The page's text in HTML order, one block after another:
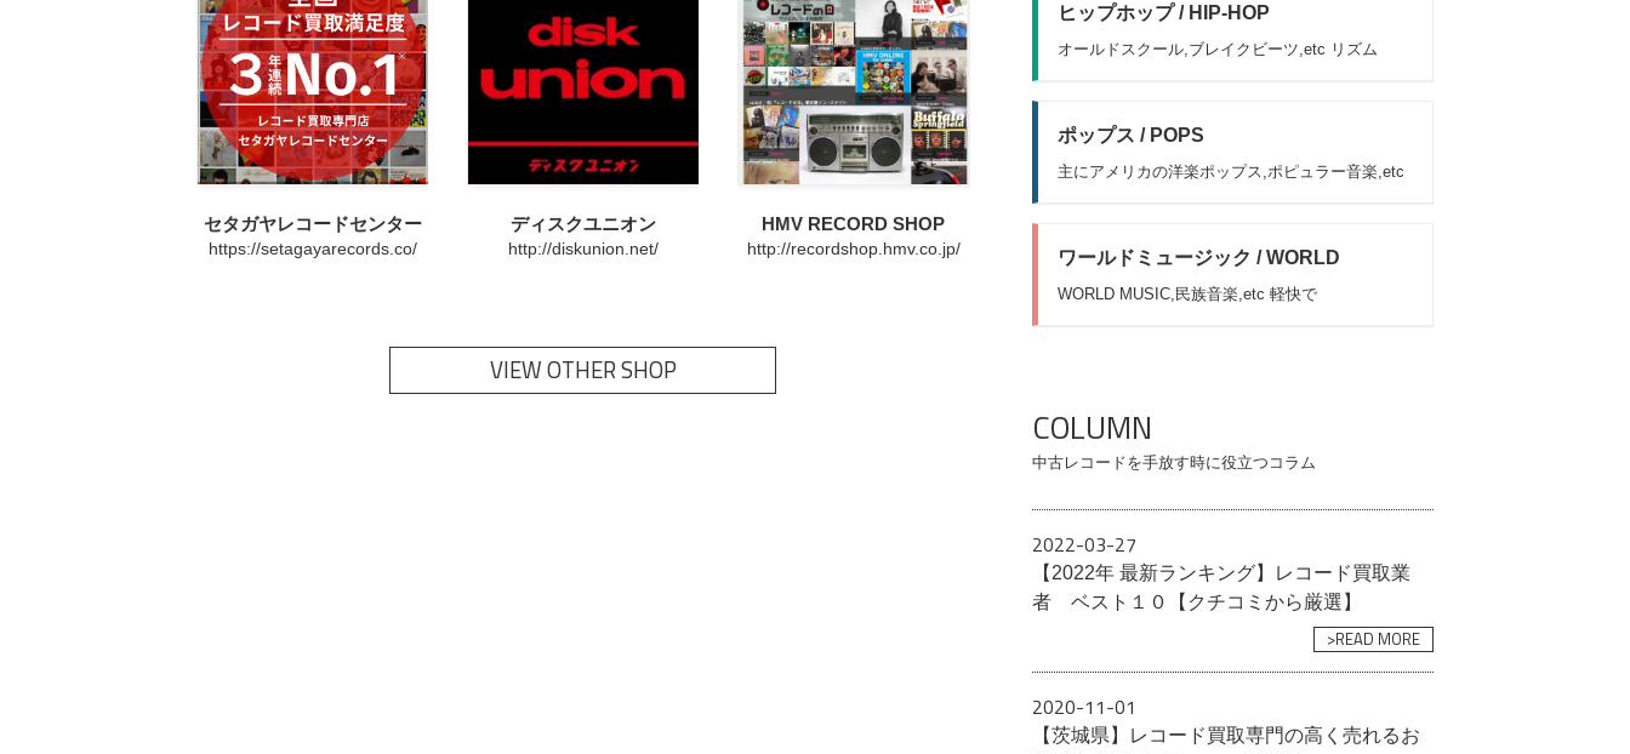
セタガヤレコードセンター
https://setagayarecords.co/
ディスクユニオン
http://diskunion.net/
HMV RECORD SHOP
http://recordshop.hmv.co.jp/
VIEW OTHER SHOP
ヒップホップ / HIP-HOP
オールドスクール,ブレイクビーツ,etc リズム
ポップス / POPS
主にアメリカの洋楽ポップス,ポピュラー音楽,etc
ワールドミュージック / WORLD
WORLD MUSIC,民族音楽,etc 軽快で
COLUMN
中古レコードを手放す時に役立つコラム
2022-03-27
【2022年 最新ランキング】レコード買取業
者 ベスト１０【クチコミから厳選】
>READ MORE
2020-11-01
【茨城県】レコード買取専門の高く売れるお